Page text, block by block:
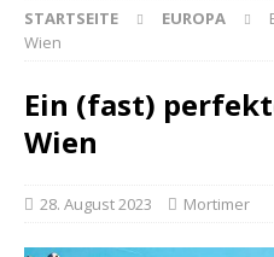
STARTSEITE EUROPA
Wien
Ein (fast)
Wien
28. August 2023 Mortimer